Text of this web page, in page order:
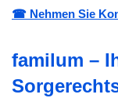
☎ Nehmen Sie
familum –